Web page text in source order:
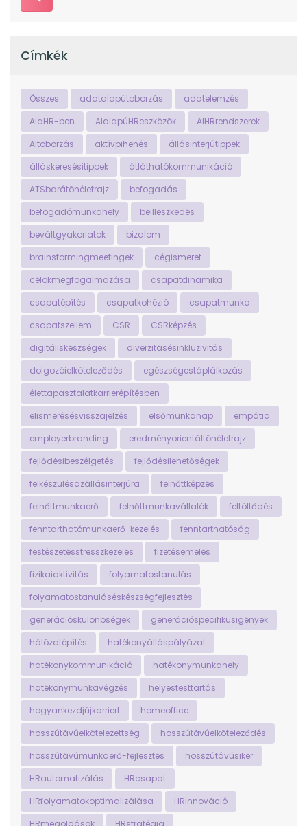
Címkék
Összes adatalapútoborzás
adatelemzés
AIaHR-ben
AIalapúHReszközök
AIHRrendszerek
AItoborzás
aktívpihenés
állásinterjútippek
álláskeresésitippek
átláthatókommunikáció
ATSbarátönéletrajz
befogadás
befogadómunkahely
beilleszkedés
beváltgyakorlatok
bizalom
brainstormingmeetingek
cégismeret
célokmegfogalmazása
csapatdinamika
csapatépítés
csapatkohézió
csapatmunka
csapatszellem
CSR
CSRképzés
digitáliskészségek
diverzitásésinkluzivitás
dolgozóielköteleződés
egészségestáplálkozás
élettapasztalatkarrierépítésben
elismerésésvisszajelzés
elsőmunkanap
empátia
employerbranding
eredményorientáltönéletrajz
fejlődésibeszélgetés
fejlődésilehetőségek
felkészülésazállásinterjúra
felnőttképzés
felnőttmunkaerő
felnőttmunkavállalók
feltöltődés
fenntarthatómunkaerő-kezelés
fenntarthatóság
festészetésstresszkezelés
fizetésemelés
fizikaiaktivitás
folyamatostanulás
folyamatostanuláséskészségfejlesztés
generációskülönbségek
generációspecifikusigények
hálózatépítés
hatékonyálláspályázat
hatékonykommunikáció
hatékonymunkahely
hatékonymunkavégzés
helyestesttartás
hogyankezdjújkarriert
homeoffice
hosszútávúelkötelezettség
hosszútávúelköteleződés
hosszútávúmunkaerő-fejlesztés
hosszútávúsiker
HRautomatizálás
HRcsapat
HRfolyamatokoptimalizálása
HRinnováció
HRmegoldások
HRstratégia